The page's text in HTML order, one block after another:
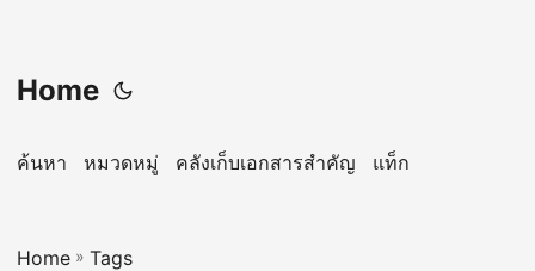
Home
ค้นหา หมวดหมู่ คลังเก็บเอกสารสำคัญ แท็ก
Home » Tags